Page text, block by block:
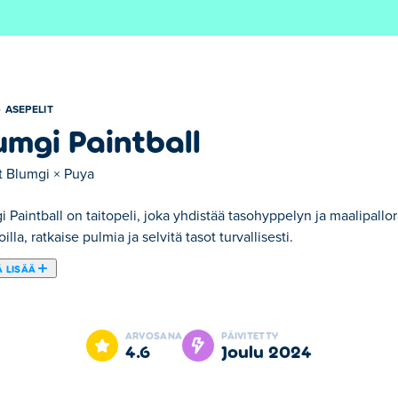
ASEPELIT
Paintball
Blumgi × Puya
Paintball on taitopeli, joka yhdistää tasohyppelyn ja
ratkaise pulmia ja selvitä tasot turvallisesti.
LISÄÄ
Paintballissa! Tässä joukkue vastaan joukkue -tasohyppelyssä
otteluita voitat, sitä korkeammalle nouset rankingissa.
hattuja ja kasvoja, jotka todella saavat hahmosi erottumaan
ARVOSANA
4.6
PÄIVITETTY
joulu 2024